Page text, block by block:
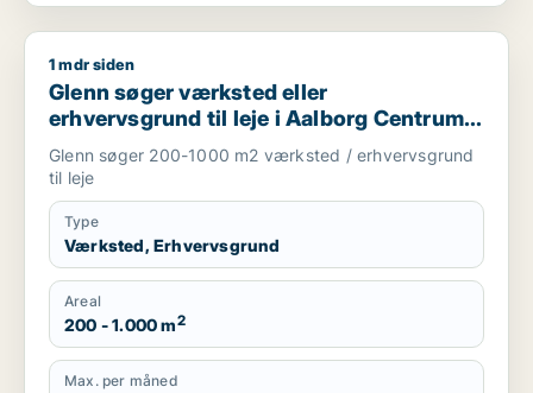
Glenn søger værksted eller erhvervsgrund til leje i Aalborg
1 mdr siden
Glenn søger værksted eller
erhvervsgrund til leje i Aalborg Centrum,
Aalborg SV eller Aalborg SØ m.fl.
Glenn søger 200-1000 m2 værksted / erhvervsgrund
til leje
Type
Værksted, Erhvervsgrund
Areal
200 - 1.000 m2
Max. per måned